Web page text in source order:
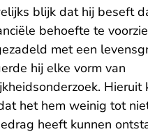
blijk dat hij beseft
behoefte te
met een
hij elke vorm van
Hieruit
het hem weinig tot
heeft kunnen